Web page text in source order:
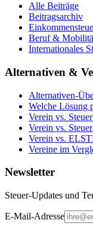
Alle Beiträge
Beitragsarchiv
Beruf &
Internationales
Alternativen &
Alternativen-
Welche Lösung
Verein vs.
Verein vs.
Verein vs.
Vereine im
Newsletter
Steuer-Updates und
E-Mail-Adresse